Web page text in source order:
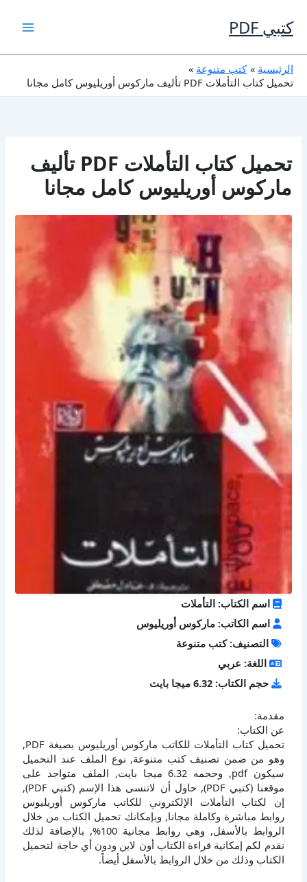
إلى
المحتوى
كتبي PDF
الرئيسية
كتب متنوعة
تحميل كتاب التأملات PDF تأليف ماركوس أوريليوس كامل مجانا
تحميل كتاب التأملات PDF تأليف
ماركوس أوريليوس كامل مجانا
اسم الكتاب: التأملات
اسم الكاتب: ماركوس أوريليوس
التصنيف: كتب متنوعة
اللغة: عربي
حجم الكتاب: 6.32 ميجا بايت
مقدمة:
عن الكتاب:
تحميل كتاب التأملات للكاتب ماركوس أوريليوس بصيغة PDF,
وهو من ضمن تصنيف كتب متنوعة, نوع الملف عند التحميل
سيكون pdf, وحجمه 6.32 ميجا بايت, الملف متواجد على
موقعنا (كتبي PDF), حاول أن لاتنسى هذا الإسم (كتبي PDF),
إن لكتاب التأملات الإلكتروني للكاتب ماركوس أوريليوس
روابط مباشرة وكاملة مجانا, وبإمكانك تحميل الكتاب من خلال
الروابط بالأسفل, وهي روابط مجانية 100%, بالإضافة لذلك
نقدم لكم إمكانية قراءة الكتاب أون لاين ودون أي حاجة لتحميل
الكتاب وذلك من خلال الروابط بالأسفل أيضاً.